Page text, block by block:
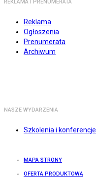
REKLAMA I PRENUMERATA
Reklama
Ogłoszenia
Prenumerata
Archiwum
NASZE WYDARZENIA
Szkolenia i konferencje
MAPA STRONY
OFERTA PRODUKTOWA